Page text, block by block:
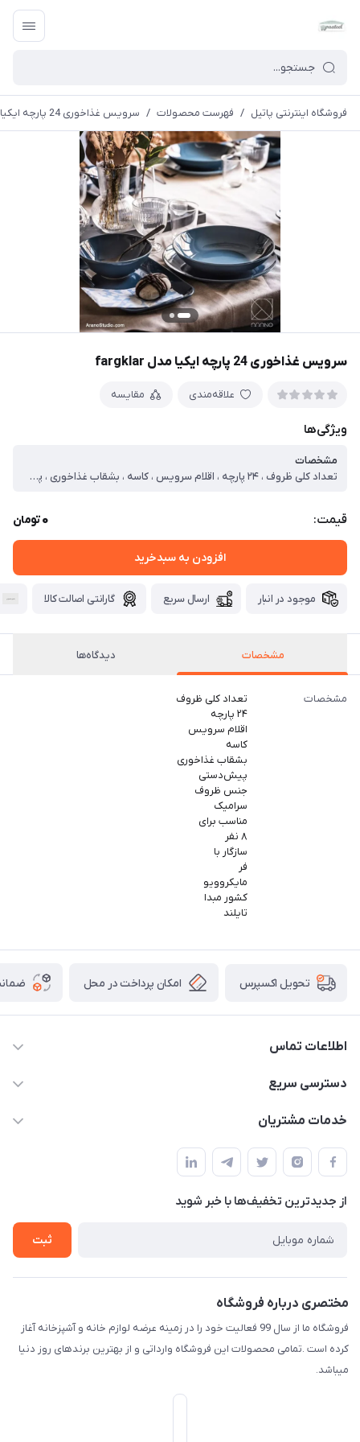
فروشگاه اینترنتی پاتیل / فهرست محصولات / سرویس غذاخوری 24 پارچه ایکیا مدل fargklar
سرویس غذاخوری 24 پارچه ایکیا مدل fargklar
علاقه‌مندی مقایسه
ویژگی‌ها
مشخصات
تعداد کلی ظروف ، ۲۴ پارچه ، اقلام سرویس ، کاسه ، بشقاب غذاخوری ، پیش‌دستی ، جنس ظروف ، سرامیک ، مناسب برای ، ۸ نفر ، سازگار با ، فر ، مایکروویو ، کشور مبدا ، تایلند
قیمت: 0تومان
افزودن به سبدخرید
موجود در انبار ارسال سریع گارانتی اصالت کالا
مشخصات دیدگاه‌ها
مشخصات
تعداد کلی ظروف
۲۴ پارچه
اقلام سرویس
کاسه
بشقاب غذاخوری
پیش‌دستی
جنس ظروف
سرامیک
مناسب برای
۸ نفر
سازگار با
فر
مایکروویو
کشور مبدا
تایلند
تحویل اکسپرس امکان پرداخت در محل
اطلاعات تماس
09165044753
دسترسی سریع
حساب کاربری
لیست محصولات
درباره ما
خدمات مشتریان
قوانین و مقررات
حریم خصوصی
راهنما
از جدید‌ترین تخفیف‌ها با‌ خبر شوید
ثبت
مختصری درباره فروشگاه
فروشگاه ما از سال 99 فعالیت خود را در زمینه عرضه لوازم خانه و آشپزخانه آغاز
کرده است .تمامی محصولات این فروشگاه وارداتی و از بهترین برندهای روز دنیا
میباشد.